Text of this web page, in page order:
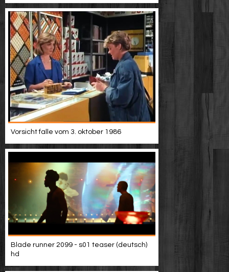
Vorsicht falle vom 3. oktober 1986
Blade runner 2099 - s01 teaser (deutsch)
hd